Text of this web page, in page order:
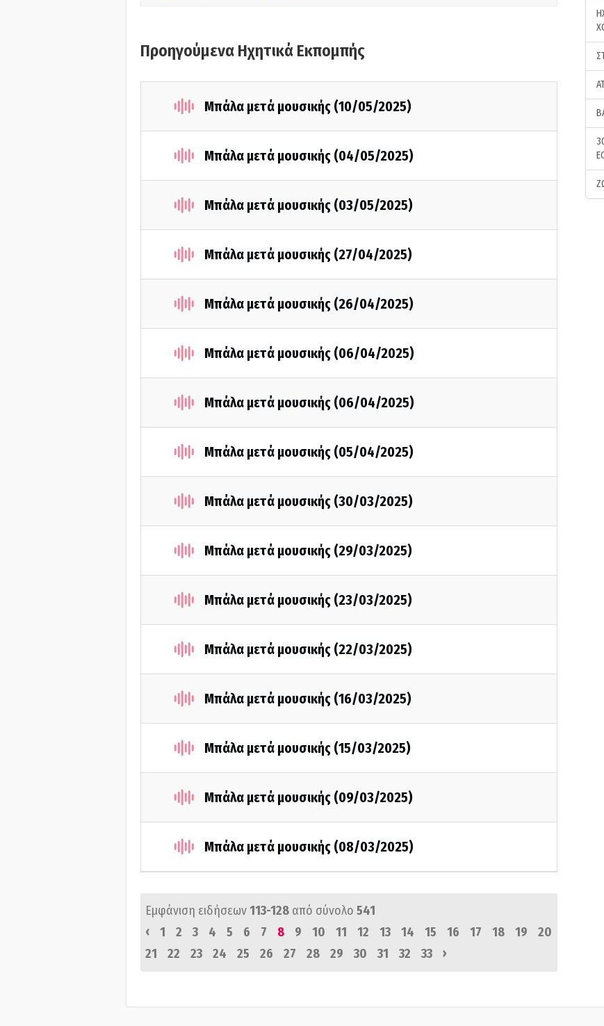
Προηγούμενα Ηχητικά Εκπομπής
Μπάλα μετά μουσικής (10/05/2025)
Μπάλα μετά μουσικής (04/05/2025)
Μπάλα μετά μουσικής (03/05/2025)
Μπάλα μετά μουσικής (27/04/2025)
Μπάλα μετά μουσικής (26/04/2025)
Μπάλα μετά μουσικής (06/04/2025)
Μπάλα μετά μουσικής (06/04/2025)
Μπάλα μετά μουσικής (05/04/2025)
Μπάλα μετά μουσικής (30/03/2025)
Μπάλα μετά μουσικής (29/03/2025)
Μπάλα μετά μουσικής (23/03/2025)
Μπάλα μετά μουσικής (22/03/2025)
Μπάλα μετά μουσικής (16/03/2025)
Μπάλα μετά μουσικής (15/03/2025)
Μπάλα μετά μουσικής (09/03/2025)
Μπάλα μετά μουσικής (08/03/2025)
Εμφάνιση ειδήσεων113-128 από σύνολο 541
‹
1 2 3 4 5 6 7 8 9 10 11 12 13 14 15 16 17 18 19
20
21
22 23 24 25 26 27 28 29 30 31 32 33 ›